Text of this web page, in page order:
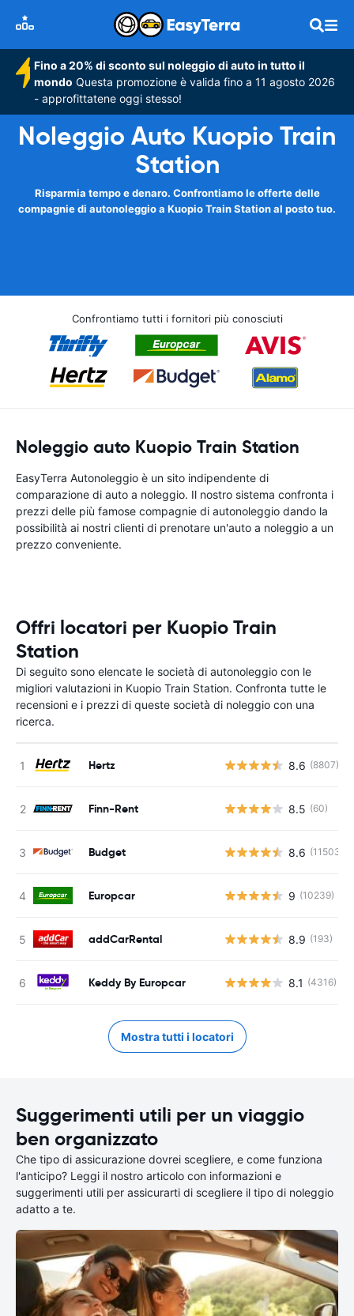
Fino a 20% di sconto sul noleggio di auto in tutto il
mondo Questa promozione è valida fino a 11 agosto 2026
- approfittatene oggi stesso!
Noleggio Auto Kuopio Train
Station
Risparmia tempo e denaro. Confrontiamo le offerte delle
compagnie di autonoleggio a Kuopio Train Station al posto tuo.
Confrontiamo tutti i fornitori più conosciuti
Noleggio auto Kuopio Train Station
EasyTerra Autonoleggio è un sito indipendente di
comparazione di auto a noleggio. Il nostro sistema confronta i
prezzi delle più famose compagnie di autonoleggio dando la
possibilità ai nostri clienti di prenotare un'auto a noleggio a un
prezzo conveniente.
Offri locatori per Kuopio Train
Station
Di seguito sono elencate le società di autonoleggio con le
migliori valutazioni in Kuopio Train Station. Confronta tutte le
recensioni e i prezzi di queste società di noleggio con una
ricerca.
Hertz 8.6 (8807)
Finn-Rent 8.5 (60)
Budget 8.6 (11503)
Europcar 9 (10239)
addCarRental 8.9 (193)
Keddy By Europcar 8.1 (4316)
Mostra tutti i locatori
Suggerimenti utili per un viaggio
ben organizzato
Che tipo di assicurazione dovrei scegliere, e come funziona
l'anticipo? Leggi il nostro articolo con informazioni e
suggerimenti utili per assicurarti di scegliere il tipo di noleggio
adatto a te.